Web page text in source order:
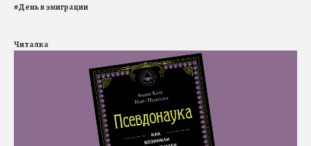
#День в эмиграции
Читалка